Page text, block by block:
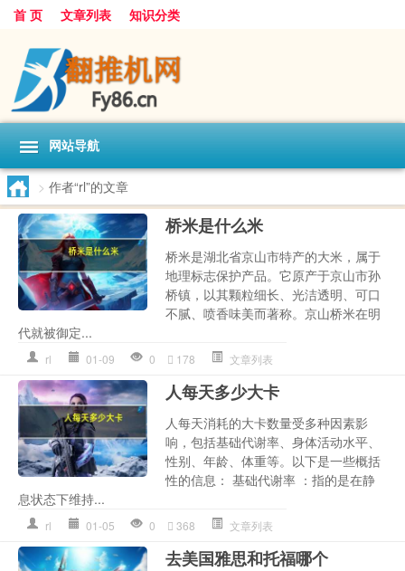
首 页 文章列表 知识分类
网站导航
> 作者“rl”的文章
桥米是什么米
桥米是湖北省京山市特产的大米，属于
地理标志保护产品。它原产于京山市孙
桥镇，以其颗粒细长、光洁透明、可口
不腻、喷香味美而著称。京山桥米在明
代就被御定...
rl 01-09 0 178 文章列表
人每天多少大卡
人每天消耗的大卡数量受多种因素影
响，包括基础代谢率、身体活动水平、
性别、年龄、体重等。以下是一些概括
性的信息： 基础代谢率 ：指的是在静
息状态下维持...
rl 01-05 0 368 文章列表
去美国雅思和托福哪个